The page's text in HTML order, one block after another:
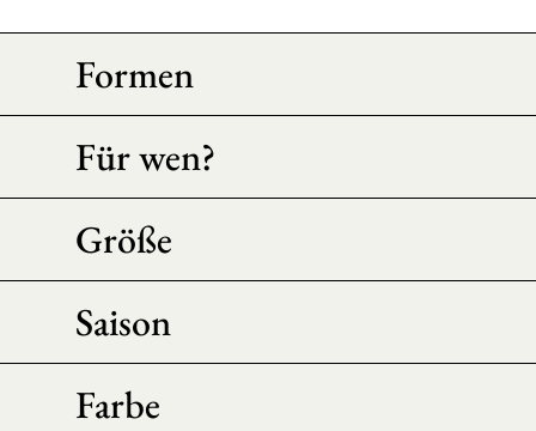
Formen
Für wen?
Größe
Saison
Farbe